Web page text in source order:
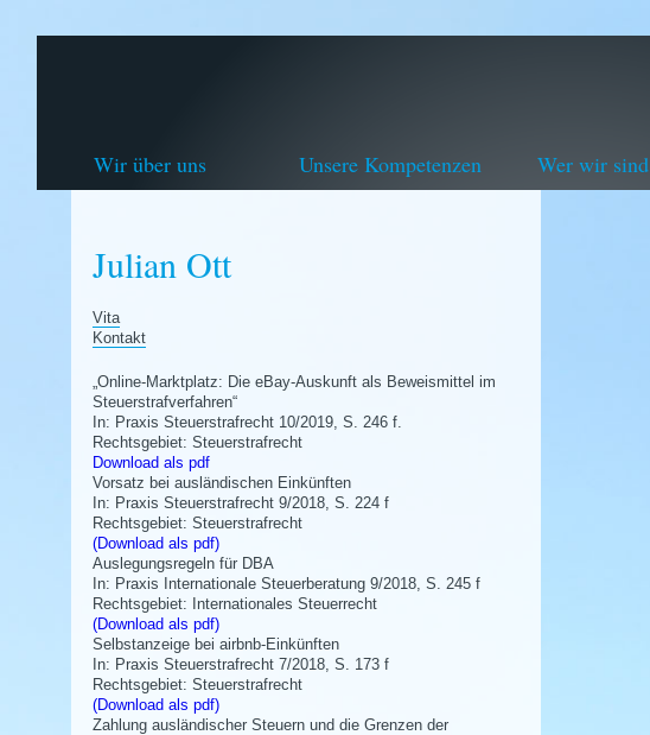
Wir über uns Unsere Kompetenzen Wer wir sind
Julian Ott
Vita
Kontakt
„Online-Marktplatz: Die eBay-Auskunft als Beweismittel im
Steuerstrafverfahren“
In: Praxis Steuerstrafrecht 10/2019, S. 246 f.
Rechtsgebiet: Steuerstrafrecht
Download als pdf
Vorsatz bei ausländischen Einkünften
In: Praxis Steuerstrafrecht 9/2018, S. 224 f
Rechtsgebiet: Steuerstrafrecht
(Download als pdf)
Auslegungsregeln für DBA
In: Praxis Internationale Steuerberatung 9/2018, S. 245 f
Rechtsgebiet: Internationales Steuerrecht
(Download als pdf)
Selbstanzeige bei airbnb-Einkünften
In: Praxis Steuerstrafrecht 7/2018, S. 173 f
Rechtsgebiet: Steuerstrafrecht
(Download als pdf)
Zahlung ausländischer Steuern und die Grenzen der